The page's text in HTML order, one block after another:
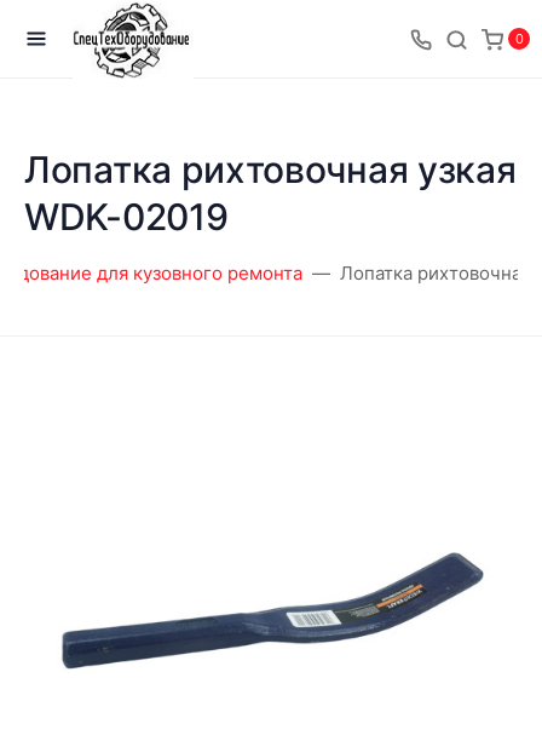
0
Лопатка рихтовочная узкая
WDK-02019
для кузовного ремонта Лопатка рихтовочная